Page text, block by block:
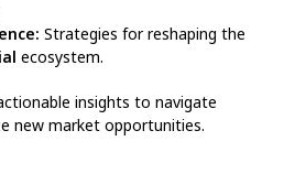
Strategies for reshaping the
ecosystem.
insights to navigate
new market opportunities.